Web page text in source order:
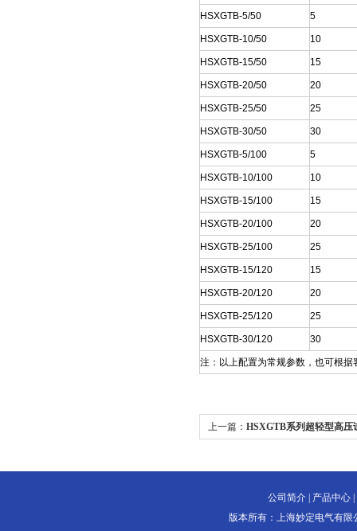
HSXGTB-5/50 5
HSXGTB-10/50 10
HSXGTB-15/50 15
HSXGTB-20/50 20
HSXGTB-25/50 25
HSXGTB-30/50 30
HSXGTB-5/100 5
HSXGTB-10/100 10
HSXGTB-15/100 15
HSXGTB-20/100 20
HSXGTB-25/100 25
HSXGTB-15/120 15
HSXGTB-20/120 20
HSXGTB-25/120 25
HSXGTB-30/120 30
注：以上配置为常规参数，也可根据
上一篇： HSXGTB系列超轻型高压
公司简介 产品中心
版本所有：上海妙定电气有